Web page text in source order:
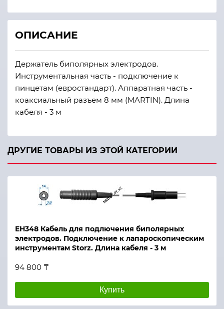
ОПИСАНИЕ
Держатель биполярных электродов.
Инструментальная часть - подключение к
пинцетам (евростандарт). Аппаратная часть -
коаксиальный разъем 8 мм (MARTIN). Длина
кабеля - 3 м
ДРУГИЕ ТОВАРЫ ИЗ ЭТОЙ КАТЕГОРИИ
ЕН348 Кабель для подлючения биполярных
электродов. Подключение к лапароскопическим
инструментам Storz. Длина кабеля - 3 м
94 800 ₸
Купить